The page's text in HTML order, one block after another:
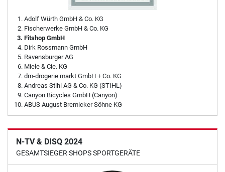
Adolf Würth GmbH & Co. KG
Fischerwerke GmbH & Co. KG
Fitshop GmbH
Dirk Rossmann GmbH
Ravensburger AG
Miele & Cie. KG
dm-drogerie markt GmbH + Co. KG
Andreas Stihl AG & Co. KG (STIHL)
Canyon Bicycles GmbH (Canyon)
ABUS August Bremicker Söhne KG
N-TV & DISQ 2024
GESAMTSIEGER SHOPS SPORTGERÄTE